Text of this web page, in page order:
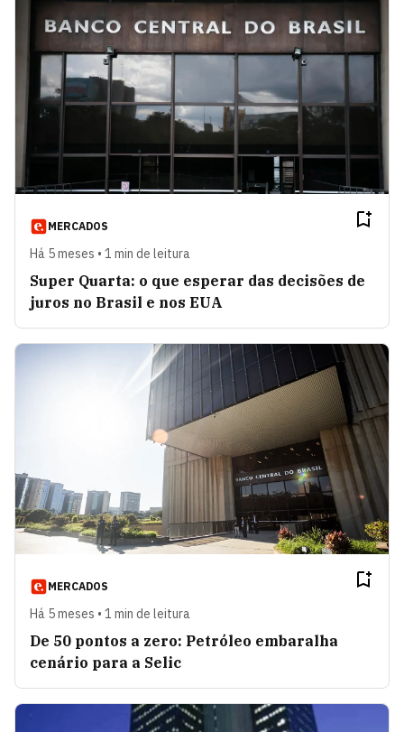
MERCADOS
Há 5 meses • 1 min de leitura
Super Quarta: o que esperar das decisões de
juros no Brasil e nos EUA
MERCADOS
Há 5 meses • 1 min de leitura
De 50 pontos a zero: Petróleo embaralha
cenário para a Selic